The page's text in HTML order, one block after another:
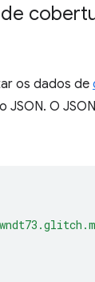
os dados de
JSON. O